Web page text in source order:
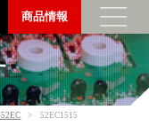
商品情報
52EC1515